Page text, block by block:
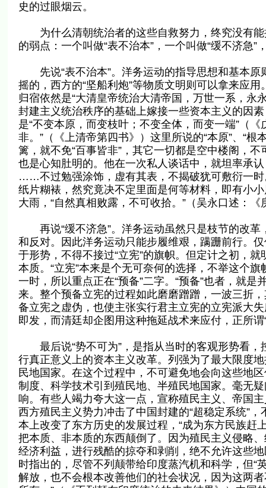
史的过眼烟云。
为什么清朝统治者的这些自救努力，终究没有能
的弱点：一个叫做“表不治本”，一个叫做“缓不济急”
先说“表不治本”。洋务运动的指导思想和基本原
摇的，西方的“坚船利炮”等物质文明则可以拿来应
归宿依然是“大清皇帝统治大清帝国，万世一系，永
封建主义统治秩序的基础上嫁接一些资本主义的因
是“不变本原，而变枝叶；不变全体，而变一端”（
非。”（《上清帝第四书》）这里所说的“本原”、“
篱，就不免“百事皆非”，其它一切都是空中楼阁，
也是心知肚明的。他在一次私人谈话中，就坦率承
……不过勉强涂饰，虚有其表，不揭破犹可敷衍一
纸片糊裱，然究竟决不定里面是何等材料，即有小
大雨，“自然真相败露，不可收拾。”（吴永口述：《
再说“缓不济急”。洋务运动虽然只是枝节的改革
和反对。因此洋务运动只能步履维艰，蹒跚前行。
于形势，不得不接过“立宪”的旗帜。但定计之初，
本质。“立宪”本来是个无可奈何的选择，不举这个
一时，所以重点正在“预备”二字。“预备”也者，就
来。整个预备立宪的过程如此磨磨蹭蹭，一波三折
备立宪之虚伪，也使主张实行君主立宪的立宪派大
即发，而清廷却企图用这种拖延战术来应付，正所
最后说“势不可为”，是指从当时的客观形势看，
行真正意义上的资本主义改革。列强为了最大限度
民地国家。在这个过程中，不可避免地会向这些地
制度、科学技术引到殖民地、半殖民地国家。毫无
响。有些人竭力夸大这一点，宣称殖民主义、帝国
西方殖民主义势力冲击了中国封建的“超稳定系统”
本上改变了东方历史的发展过程，“成为东方民族赶
把本质、非本质的东西颠倒了。因为殖民主义侵略
经济利益，进行残酷的掠夺和剥削，绝不允许这些
时指出的，尽管不列颠带给印度蒸汽机和科学，但
解放，也不会根本改善他们的社会状况，因为这两